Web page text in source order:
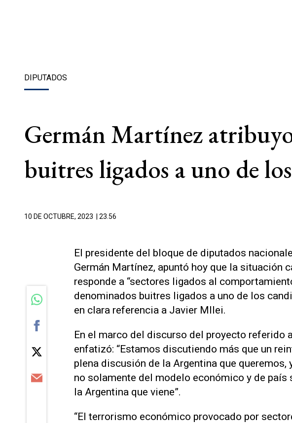
DIPUTADOS
Germán Martínez
buitres ligados a uno de
10 DE OCTUBRE, 2023 | 23.56
El presidente del bloque de diputados
Germán Martínez, apuntó hoy que la situación
responde a “sectores ligados al
denominados buitres ligados a uno de los
en clara referencia a Javier MIlei.
En el marco del discurso del proyecto referido
enfatizó: “Estamos discutiendo más que un
plena discusión de la Argentina que
no solamente del modelo económico y de país
la Argentina que viene”.
“El terrorismo económico provocado por